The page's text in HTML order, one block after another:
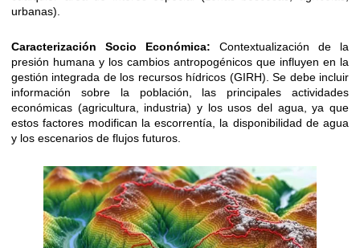
urbanas).
Caracterización Socio Económica: Contextualización de la
presión humana y los cambios antropogénicos que influyen en la
gestión integrada de los recursos hídricos (GIRH). Se debe incluir
información sobre la población, las principales actividades
económicas (agricultura, industria) y los usos del agua, ya que
estos factores modifican la escorrentía, la disponibilidad de agua
y los escenarios de flujos futuros.